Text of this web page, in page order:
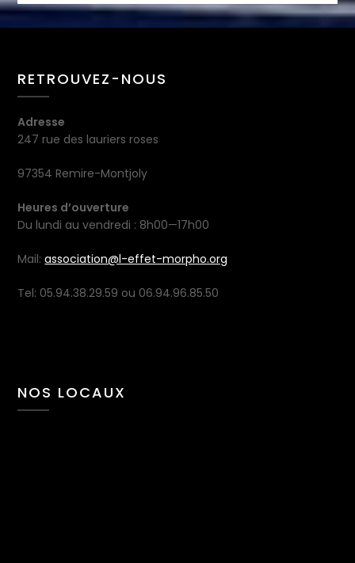
RETROUVEZ-NOUS
Adresse
247 rue des lauriers roses
97354 Remire-Montjoly
Heures d’ouverture
Du lundi au vendredi : 8h00—17h00
Mail:association@l-effet-morpho.org
Tel: 05.94.38.29.59 ou 06.94.96.85.50
NOS LOCAUX